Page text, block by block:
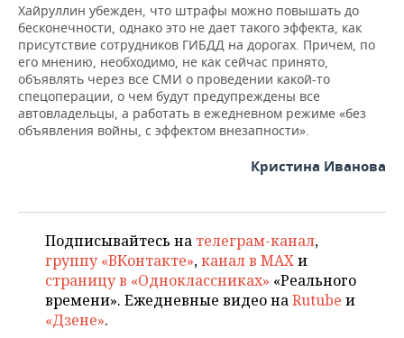
Хайруллин убежден, что штрафы можно повышать до
бесконечности, однако это не дает такого эффекта, как
присутствие сотрудников ГИБДД на дорогах. Причем, по
его мнению, необходимо, не как сейчас принято,
объявлять через все СМИ о проведении какой-то
спецоперации, о чем будут предупреждены все
автовладельцы, а работать в ежедневном режиме «без
объявления войны, с эффектом внезапности».
Кристина Иванова
Подписывайтесь на телеграм-канал,
группу «ВКонтакте»,канал в MAXи
страницу в «Одноклассниках» «Реального
времени». Ежедневные видео наRutube и
«Дзене».